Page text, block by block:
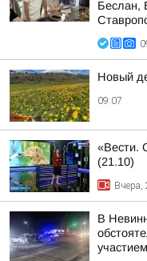
Беслан,
Новый
09:07
«Вести.
(21.10)
Вчера,
В